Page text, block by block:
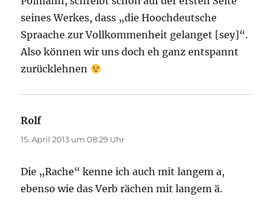
seines Werkes, dass „die Hoochdeutsche
Spraache zur Vollkommenheit gelanget [sey]“.
Also können wir uns doch eh ganz entspannt
zurücklehnen
Rolf
15. April 2013 um 08:29 Uhr
Die „Rache“ kenne ich auch mit langem a,
ebenso wie das Verb rächen mit langem ä.